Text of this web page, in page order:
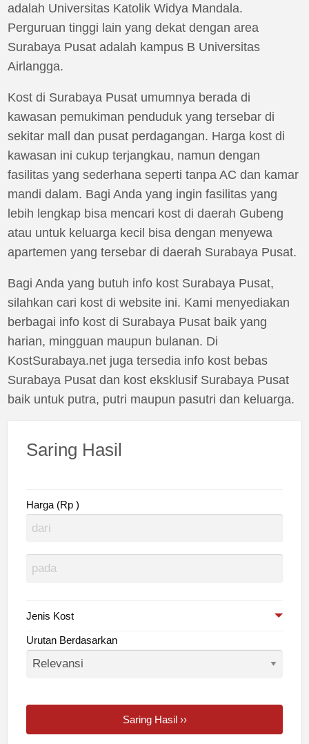
adalah Universitas Katolik Widya Mandala.
Perguruan tinggi lain yang dekat dengan area
Surabaya Pusat adalah kampus B Universitas
Airlangga.
Kost di Surabaya Pusat umumnya berada di
kawasan pemukiman penduduk yang tersebar di
sekitar mall dan pusat perdagangan. Harga kost di
kawasan ini cukup terjangkau, namun dengan
fasilitas yang sederhana seperti tanpa AC dan kamar
mandi dalam. Bagi Anda yang ingin fasilitas yang
lebih lengkap bisa mencari kost di daerah Gubeng
atau untuk keluarga kecil bisa dengan menyewa
apartemen yang tersebar di daerah Surabaya Pusat.
Bagi Anda yang butuh info kost Surabaya Pusat,
silahkan cari kost di website ini. Kami menyediakan
berbagai info kost di Surabaya Pusat baik yang
harian, mingguan maupun bulanan. Di
KostSurabaya.net juga tersedia info kost bebas
Surabaya Pusat dan kost eksklusif Surabaya Pusat
baik untuk putra, putri maupun pasutri dan keluarga.
Saring Hasil
Harga (Rp )
Jenis Kost
Urutan Berdasarkan
Saring Hasil ››